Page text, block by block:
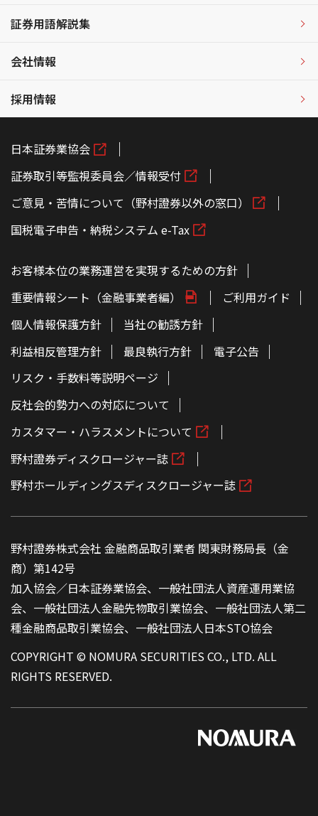
証券用語解説集
会社情報
採用情報
日本証券業協会
証券取引等監視委員会／情報受付
ご意見・苦情について（野村證券以外の窓口）
国税電子申告・納税システム e-Tax
お客様本位の業務運営を実現するための方針
重要情報シート（金融事業者編）
ご利用ガイド
個人情報保護方針
当社の勧誘方針
利益相反管理方針
最良執行方針
電子公告
リスク・手数料等説明ページ
反社会的勢力への対応について
カスタマー・ハラスメントについて
野村證券ディスクロージャー誌
野村ホールディングスディスクロージャー誌
野村證券株式会社 金融商品取引業者 関東財務局長（金
商）第142号
加入協会／日本証券業協会、一般社団法人資産運用業協
会、一般社団法人金融先物取引業協会、一般社団法人第二
種金融商品取引業協会、一般社団法人日本STO協会
COPYRIGHT © NOMURA SECURITIES CO., LTD. ALL
RIGHTS RESERVED.